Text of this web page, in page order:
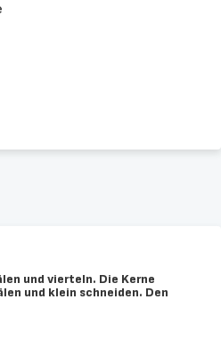
und vierteln. Die Kerne
und klein schneiden. Den